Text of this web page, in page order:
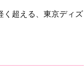
く超える、東京ディズ